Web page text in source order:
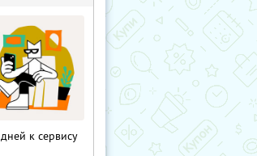
к сервису